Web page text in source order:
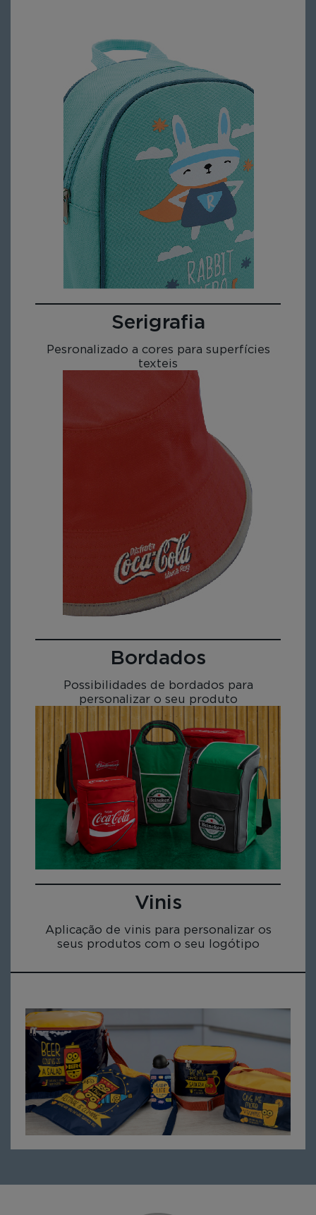
Serigrafia
Pesronalizado a cores para superfícies
texteis
Vinis
Aplicação de vinis para personalizar os
seus produtos com o seu logótipo
Bordados
Possibilidades de bordados para
personalizar o seu produto